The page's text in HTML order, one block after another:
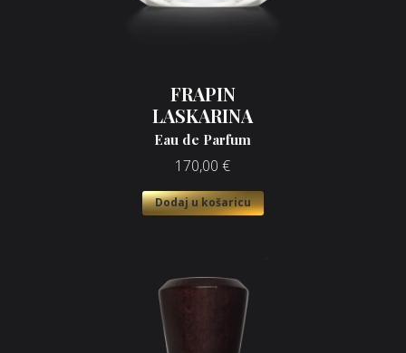
FRAPIN
LASKARINA
Eau de Parfum
170,00 €
Dodaj u košaricu